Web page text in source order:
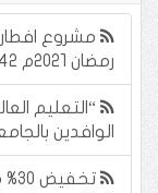
مشروع افطار
رمضان ٢٠٢١م ١٤٤٢هـ
الوافدين